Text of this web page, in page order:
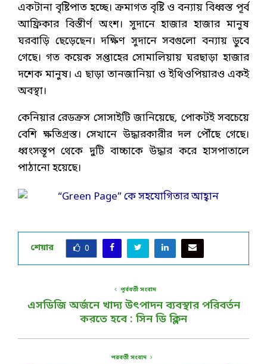
একটানা বৃষ্টিপাত হচ্ছে। ক্রমাগত বৃষ্টি ও বন্যায় বিধ্বস্ত পূর্ব
আফ্রিকার বিস্তীর্ণ অংশ। সুদানে হাজার হাজার মানুষ
ঘরবাড়ি ছেড়েছেন। দক্ষিণ সুদানে সবগুলো বন্যায় ডুবে
গেছে। গত কয়েক সপ্তাহের সোমালিয়ায় ঘরছাড়া হাজার
দশেক মানুষ। এ ছাড়া তানজানিয়া ও ইথিওপিয়ারও একই
অবস্থা।
কেনিয়ার রেডক্রস সোসাইটি জানিয়েছে, পোকটই সবচেয়ে
বেশি ক্ষতিগ্রস্ত। সেখানে উদ্ধারকারীর দল পৌঁছে গেছে।
ধ্বংসস্তূপ থেকে দুটি বাচ্চাকে উদ্ধার করে হাসপাতালে
পাঠানো হয়েছে।
শেয়ার 0
পূর্ববর্তী সংবাদ
এসডিজি অর্জনে খাদ্য উৎপাদন ব্যবস্থার পরিবর্তন
করতে হবে : সিন ডি ক্লিন
পরবর্তী সংবাদ